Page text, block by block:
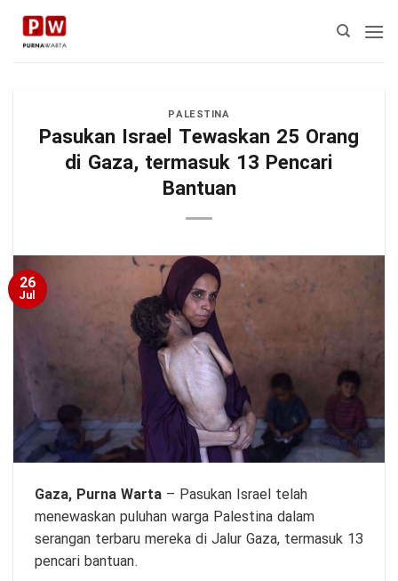
Skip
content
PALESTINA
Pasukan Israel Tewaskan 25 Orang
di Gaza, termasuk 13 Pencari
Bantuan
26
Jul
Gaza, Purna Warta – Pasukan Israel telah
menewaskan puluhan warga Palestina dalam
serangan terbaru mereka di Jalur Gaza, termasuk 13
pencari bantuan.